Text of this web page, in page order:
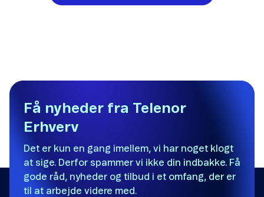
Få nyheder fra Telenor
Erhverv
Det er kun en gang imellem, vi har noget klogt
at sige. Derfor spammer vi ikke din indbakke. Få
gode råd, nyheder og tilbud i et omfang, der er
til at arbejde videre med.